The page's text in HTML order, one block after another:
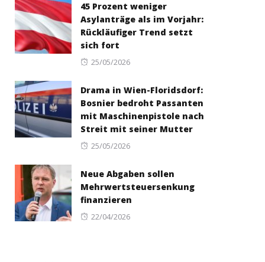
45 Prozent weniger
Asylanträge als im Vorjahr:
Rückläufiger Trend setzt
sich fort
Posted
25/05/2026
Drama in Wien-Floridsdorf:
Bosnier bedroht Passanten
mit Maschinenpistole nach
Streit mit seiner Mutter
Posted
25/05/2026
Neue Abgaben sollen
Mehrwertsteuersenkung
finanzieren
Posted
22/04/2026